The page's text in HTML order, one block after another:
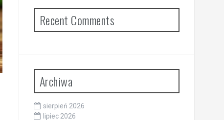
Recent Comments
Archiwa
sierpień 2026
lipiec 2026